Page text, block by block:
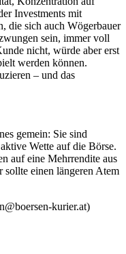
Investments mit
die sich auch Wögerbauer
sein, immer voll
nicht, würde aber erst
werden können.
– und das
gemein: Sie sind
Wette auf die Börse.
auf eine Mehrrendite aus
einen längeren Atem
kurier.at)